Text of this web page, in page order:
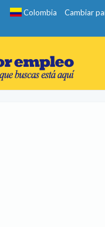
Colombia Cambiar